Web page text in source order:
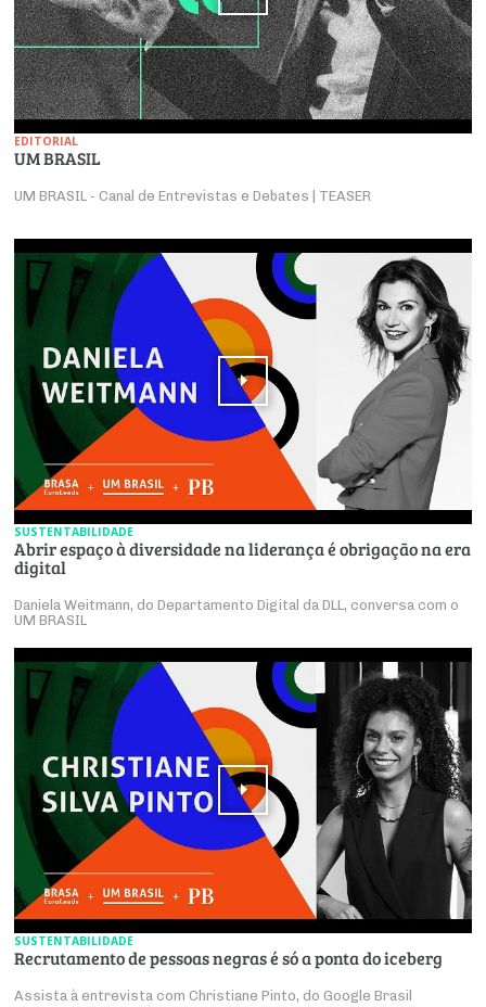
EDITORIAL
UM BRASIL
UM BRASIL - Canal de Entrevistas e Debates | TEASER
SUSTENTABILIDADE
Abrir espaço à diversidade na liderança é obrigação na era
digital
Daniela Weitmann, do Departamento Digital da DLL, conversa com o
UM BRASIL
SUSTENTABILIDADE
Recrutamento de pessoas negras é só a ponta do iceberg
Assista à entrevista com Christiane Pinto, do Google Brasil